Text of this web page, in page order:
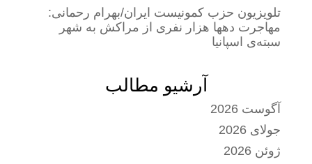
تلویزیون حزب کمونیست ایران/بهرام رحمانی:
مهاجرت دهها هزار نفری از مراکش به شهر
سبته‌ی اسپانیا
آرشیو مطالب
آگوست 2026
جولای 2026
ژوئن 2026